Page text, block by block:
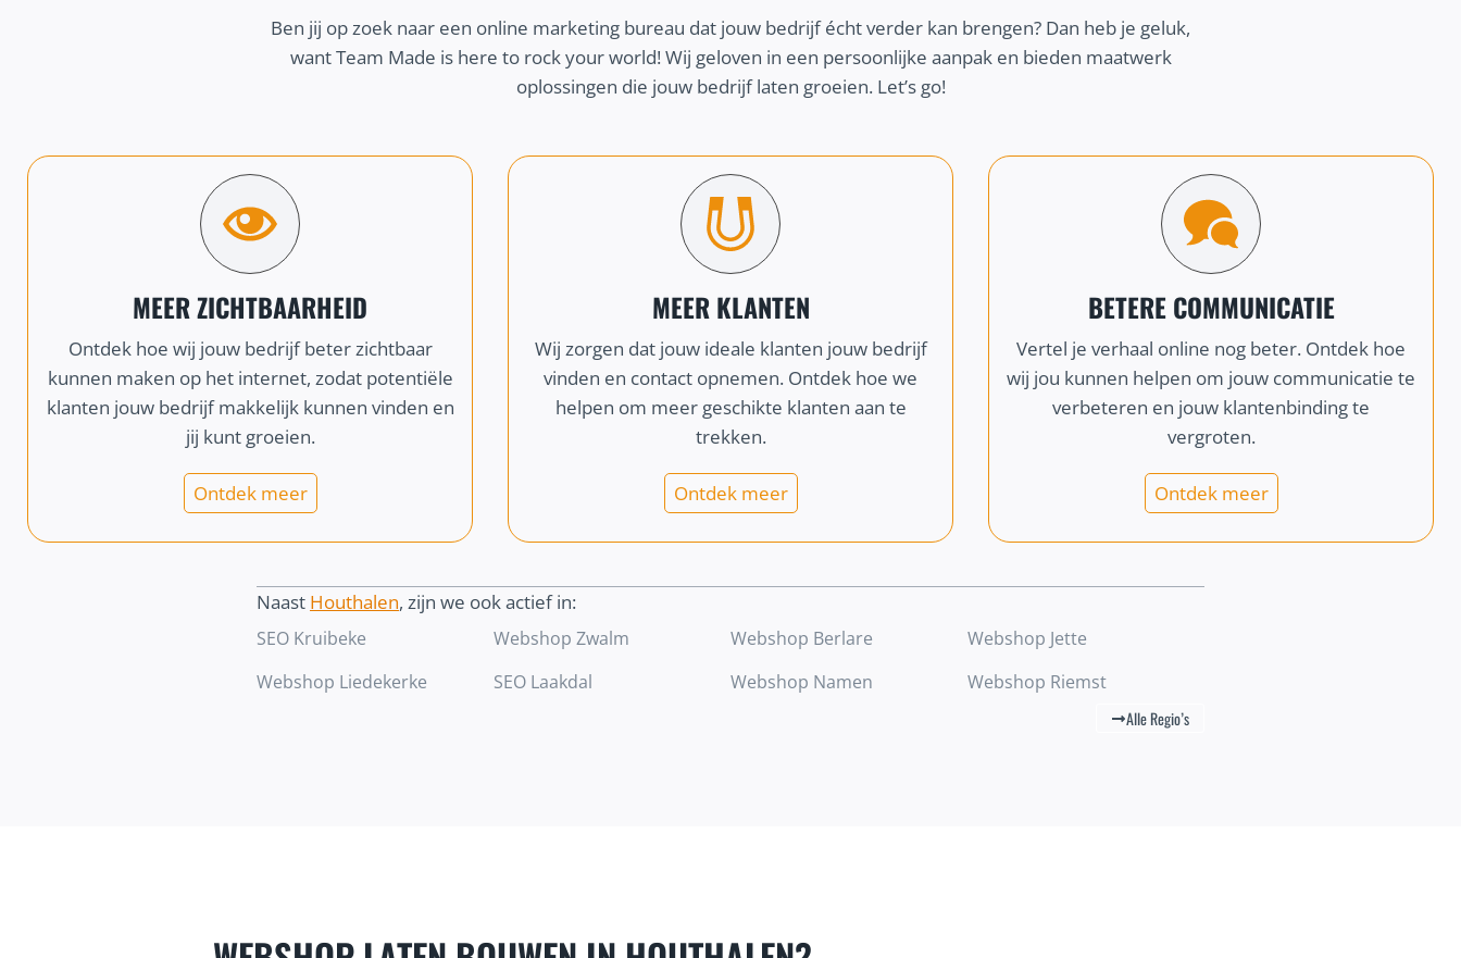
Ben jij op zoek naar een online marketing bureau dat jouw bedrijf écht verder kan brengen? Dan heb je geluk,
want Team Made is here to rock your world! Wij geloven in een persoonlijke aanpak en bieden maatwerk
oplossingen die jouw bedrijf laten groeien. Let’s go!
MEER ZICHTBAARHEID
Ontdek hoe wij jouw bedrijf beter zichtbaar
kunnen maken op het internet, zodat potentiële
klanten jouw bedrijf makkelijk kunnen vinden en
jij kunt groeien.
Ontdek meer
MEER KLANTEN
Wij zorgen dat jouw ideale klanten jouw bedrijf
vinden en contact opnemen. Ontdek hoe we
helpen om meer geschikte klanten aan te
trekken.
Ontdek meer
BETERE COMMUNICATIE
Vertel je verhaal online nog beter. Ontdek hoe
wij jou kunnen helpen om jouw communicatie te
verbeteren en jouw klantenbinding te
vergroten.
Ontdek meer
Naast Houthalen, zijn we ook actief in:
SEO Kruibeke Webshop Zwalm Webshop Berlare
Webshop Jette
Webshop Liedekerke
SEO Laakdal Webshop Namen Webshop Riemst
Alle Regio’s